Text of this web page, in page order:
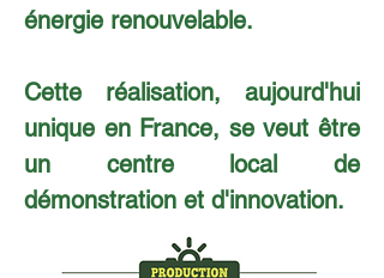
énergie renouvelable.
Cette réalisation, aujourd'hui
unique en France, se veut être
un centre local de
démonstration et d'innovation.